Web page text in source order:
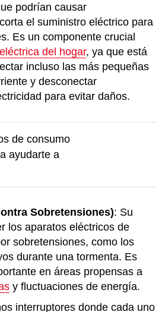
podrían causar
el suministro eléctrico para
Es un componente crucial
del hogar, ya que está
incluso las más pequeñas
y desconectar
para evitar daños.
de consumo
ayudarte a
Sobretensiones): Su
los aparatos eléctricos de
sobretensiones, como los
durante una tormenta. Es
en áreas propensas a
y fluctuaciones de energía.
interruptores donde cada uno